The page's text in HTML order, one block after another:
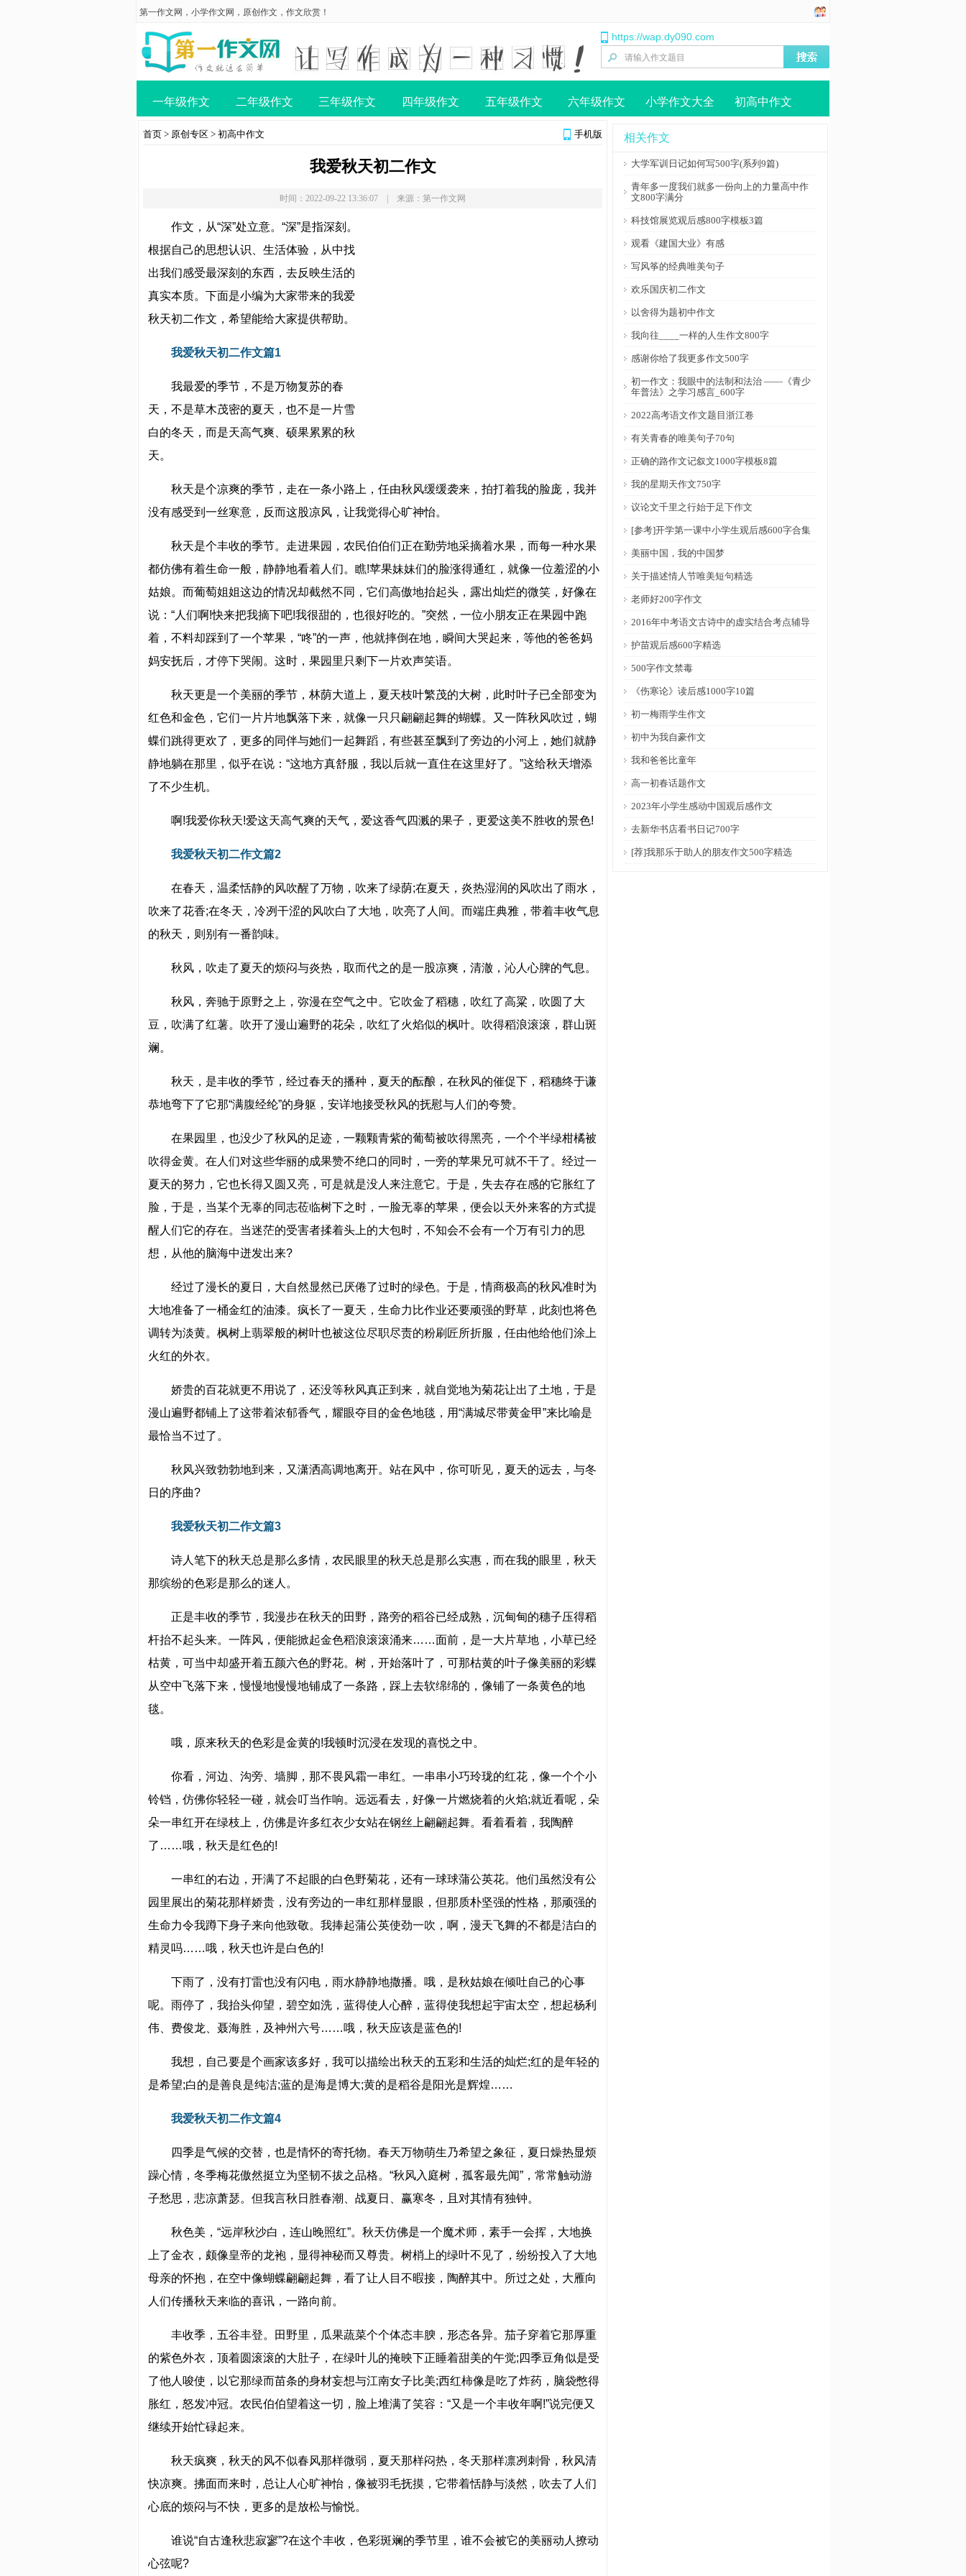
第一作文网 ， 小学作文网 ， 原创作文 ， 作文欣赏 ！
https://wap.dy090.com
一年级作文 二年级作文 三年级作文 四年级作文 五年级作文 六年级作文 小学作文大全 初高中作文
手机版
首页 > 原创专区 > 初高中作文
我爱秋天初二作文
时间：2022-09-22 13:36:07 | 来源：第一作文网
作文，从“深”处立意。“深”是指深刻。
根据自己的思想认识、生活体验，从中找
出我们感受最深刻的东西，去反映生活的
真实本质。下面是小编为大家带来的我爱
秋天初二作文，希望能给大家提供帮助。
我爱秋天初二作文篇1
我最爱的季节，不是万物复苏的春
天，不是草木茂密的夏天，也不是一片雪
白的冬天，而是天高气爽、硕果累累的秋
天。
秋天是个凉爽的季节，走在一条小路上，任由秋风缓缓袭来，拍打着我的脸庞，我并
没有感受到一丝寒意，反而这股凉风，让我觉得心旷神怡。
秋天是个丰收的季节。走进果园，农民伯伯们正在勤劳地采摘着水果，而每一种水果
都仿佛有着生命一般，静静地看着人们。瞧!苹果妹妹们的脸涨得通红，就像一位羞涩的小
姑娘。而葡萄姐姐这边的情况却截然不同，它们高傲地抬起头，露出灿烂的微笑，好像在
说：“人们啊!快来把我摘下吧!我很甜的，也很好吃的。”突然，一位小朋友正在果园中跑
着，不料却踩到了一个苹果，“咚”的一声，他就摔倒在地，瞬间大哭起来，等他的爸爸妈
妈安抚后，才停下哭闹。这时，果园里只剩下一片欢声笑语。
秋天更是一个美丽的季节，林荫大道上，夏天枝叶繁茂的大树，此时叶子已全部变为
红色和金色，它们一片片地飘落下来，就像一只只翩翩起舞的蝴蝶。又一阵秋风吹过，蝴
蝶们跳得更欢了，更多的同伴与她们一起舞蹈，有些甚至飘到了旁边的小河上，她们就静
静地躺在那里，似乎在说：“这地方真舒服，我以后就一直住在这里好了。”这给秋天增添
了不少生机。
啊!我爱你秋天!爱这天高气爽的天气，爱这香气四溅的果子，更爱这美不胜收的景色!
我爱秋天初二作文篇2
在春天，温柔恬静的风吹醒了万物，吹来了绿荫;在夏天，炎热湿润的风吹出了雨水，
吹来了花香;在冬天，冷冽干涩的风吹白了大地，吹亮了人间。而端庄典雅，带着丰收气息
的秋天，则别有一番韵味。
秋风，吹走了夏天的烦闷与炎热，取而代之的是一股凉爽，清澈，沁人心脾的气息。
秋风，奔驰于原野之上，弥漫在空气之中。它吹金了稻穗，吹红了高粱，吹圆了大
豆，吹满了红薯。吹开了漫山遍野的花朵，吹红了火焰似的枫叶。吹得稻浪滚滚，群山斑
斓。
秋天，是丰收的季节，经过春天的播种，夏天的酝酿，在秋风的催促下，稻穗终于谦
恭地弯下了它那“满腹经纶”的身躯，安详地接受秋风的抚慰与人们的夸赞。
在果园里，也没少了秋风的足迹，一颗颗青紫的葡萄被吹得黑亮，一个个半绿柑橘被
吹得金黄。在人们对这些华丽的成果赞不绝口的同时，一旁的苹果兄可就不干了。经过一
夏天的努力，它也长得又圆又亮，可是就是没人来注意它。于是，失去存在感的它胀红了
脸，于是，当某个无辜的同志莅临树下之时，一脸无辜的苹果，便会以天外来客的方式提
醒人们它的存在。当迷茫的受害者揉着头上的大包时，不知会不会有一个万有引力的思
想，从他的脑海中迸发出来?
经过了漫长的夏日，大自然显然已厌倦了过时的绿色。于是，情商极高的秋风准时为
大地准备了一桶金红的油漆。疯长了一夏天，生命力比作业还要顽强的野草，此刻也将色
调转为淡黄。枫树上翡翠般的树叶也被这位尽职尽责的粉刷匠所折服，任由他给他们涂上
火红的外衣。
娇贵的百花就更不用说了，还没等秋风真正到来，就自觉地为菊花让出了土地，于是
漫山遍野都铺上了这带着浓郁香气，耀眼夺目的金色地毯，用“满城尽带黄金甲”来比喻是
最恰当不过了。
秋风兴致勃勃地到来，又潇洒高调地离开。站在风中，你可听见，夏天的远去，与冬
日的序曲?
我爱秋天初二作文篇3
诗人笔下的秋天总是那么多情，农民眼里的秋天总是那么实惠，而在我的眼里，秋天
那缤纷的色彩是那么的迷人。
正是丰收的季节，我漫步在秋天的田野，路旁的稻谷已经成熟，沉甸甸的穗子压得稻
杆抬不起头来。一阵风，便能掀起金色稻浪滚滚涌来……面前，是一大片草地，小草已经
枯黄，可当中却盛开着五颜六色的野花。树，开始落叶了，可那枯黄的叶子像美丽的彩蝶
从空中飞落下来，慢慢地慢慢地铺成了一条路，踩上去软绵绵的，像铺了一条黄色的地
毯。
哦，原来秋天的色彩是金黄的!我顿时沉浸在发现的喜悦之中。
你看，河边、沟旁、墙脚，那不畏风霜一串红。一串串小巧玲珑的红花，像一个个小
铃铛，仿佛你轻轻一碰，就会叮当作响。远远看去，好像一片燃烧着的火焰;就近看呢，朵
朵一串红开在绿枝上，仿佛是许多红衣少女站在钢丝上翩翩起舞。看着看着，我陶醉
了……哦，秋天是红色的!
一串红的右边，开满了不起眼的白色野菊花，还有一球球蒲公英花。他们虽然没有公
园里展出的菊花那样娇贵，没有旁边的一串红那样显眼，但那质朴坚强的性格，那顽强的
生命力令我蹲下身子来向他致敬。我捧起蒲公英使劲一吹，啊，漫天飞舞的不都是洁白的
精灵吗……哦，秋天也许是白色的!
下雨了，没有打雷也没有闪电，雨水静静地撒播。哦，是秋姑娘在倾吐自己的心事
呢。雨停了，我抬头仰望，碧空如洗，蓝得使人心醉，蓝得使我想起宇宙太空，想起杨利
伟、费俊龙、聂海胜，及神州六号……哦，秋天应该是蓝色的!
我想，自己要是个画家该多好，我可以描绘出秋天的五彩和生活的灿烂;红的是年轻的
是希望;白的是善良是纯洁;蓝的是海是博大;黄的是稻谷是阳光是辉煌……
我爱秋天初二作文篇4
四季是气候的交替，也是情怀的寄托物。春天万物萌生乃希望之象征，夏日燥热显烦
躁心情，冬季梅花傲然挺立为坚韧不拔之品格。“秋风入庭树，孤客最先闻”，常常触动游
子愁思，悲凉萧瑟。但我言秋日胜春潮、战夏日、赢寒冬，且对其情有独钟。
秋色美，“远岸秋沙白，连山晚照红”。秋天仿佛是一个魔术师，素手一会挥，大地换
上了金衣，颇像皇帝的龙袍，显得神秘而又尊贵。树梢上的绿叶不见了，纷纷投入了大地
母亲的怀抱，在空中像蝴蝶翩翩起舞，看了让人目不暇接，陶醉其中。所过之处，大雁向
人们传播秋天来临的喜讯，一路向前。
丰收季，五谷丰登。田野里，瓜果蔬菜个个体态丰腴，形态各异。茄子穿着它那厚重
的紫色外衣，顶着圆滚滚的大肚子，在绿叶儿的掩映下正睡着甜美的午觉;四季豆角似是受
了他人唆使，以它那绿而苗条的身材妄想与江南女子比美;西红柿像是吃了炸药，脑袋憋得
胀红，怒发冲冠。农民伯伯望着这一切，脸上堆满了笑容：“又是一个丰收年啊!”说完便又
继续开始忙碌起来。
秋天疯爽，秋天的风不似春风那样微弱，夏天那样闷热，冬天那样凛冽刺骨，秋风清
快凉爽。拂面而来时，总让人心旷神怡，像被羽毛抚摸，它带着恬静与淡然，吹去了人们
心底的烦闷与不快，更多的是放松与愉悦。
谁说“自古逢秋悲寂寥”?在这个丰收，色彩斑斓的季节里，谁不会被它的美丽动人撩动
心弦呢?
相关作文
大学军训日记如何写500字(系列9篇)
青年多一度我们就多一份向上的力量高中作
文800字满分
科技馆展览观后感800字模板3篇
观看《建国大业》有感
写风筝的经典唯美句子
欢乐国庆初二作文
以舍得为题初中作文
我向往____一样的人生作文800字
感谢你给了我更多作文500字
初一作文：我眼中的法制和法治 ——《青少
年普法》之学习感言_600字
2022高考语文作文题目浙江卷
有关青春的唯美句子70句
正确的路作文记叙文1000字模板8篇
我的星期天作文750字
议论文千里之行始于足下作文
[参考]开学第一课中小学生观后感600字合集
美丽中国，我的中国梦
关于描述情人节唯美短句精选
老师好200字作文
2016年中考语文古诗中的虚实结合考点辅导
护苗观后感600字精选
500字作文禁毒
《伤寒论》读后感1000字10篇
初一梅雨学生作文
初中为我自豪作文
我和爸爸比童年
高一初春话题作文
2023年小学生感动中国观后感作文
去新华书店看书日记700字
[荐]我那乐于助人的朋友作文500字精选